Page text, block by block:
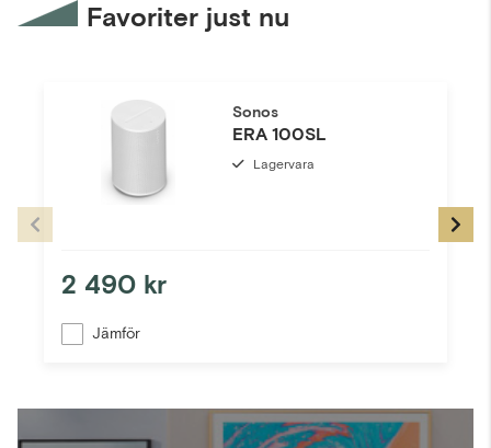
Favoriter just nu
Sonos
ERA 100SL
Lagervara
2 490 kr
Jämför